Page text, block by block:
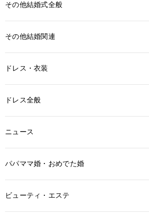
その他結婚式全般
その他結婚関連
ドレス・衣装
ドレス全般
ニュース
パパママ婚・おめでた婚
ビューティ・エステ